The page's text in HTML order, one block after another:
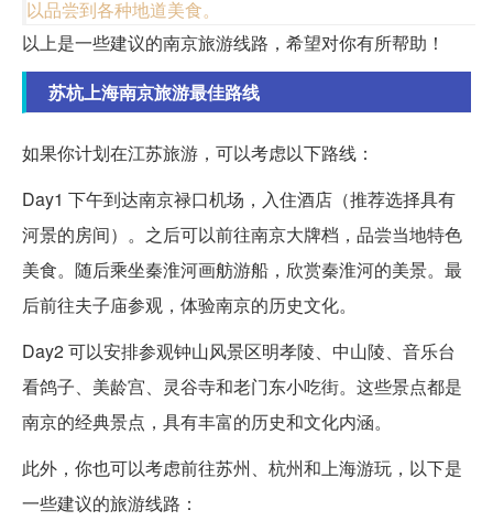
以品尝到各种地道美食。
以上是一些建议的南京旅游线路，希望对你有所帮助！
苏杭上海南京旅游最佳路线
如果你计划在江苏旅游，可以考虑以下路线：
Day1 下午到达南京禄口机场，入住酒店（推荐选择具有
河景的房间）。之后可以前往南京大牌档，品尝当地特色
美食。随后乘坐秦淮河画舫游船，欣赏秦淮河的美景。最
后前往夫子庙参观，体验南京的历史文化。
Day2 可以安排参观钟山风景区明孝陵、中山陵、音乐台
看鸽子、美龄宫、灵谷寺和老门东小吃街。这些景点都是
南京的经典景点，具有丰富的历史和文化内涵。
此外，你也可以考虑前往苏州、杭州和上海游玩，以下是
一些建议的旅游线路：